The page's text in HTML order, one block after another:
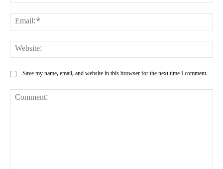
Save my name, email, and website in this browser for the next time I comment.